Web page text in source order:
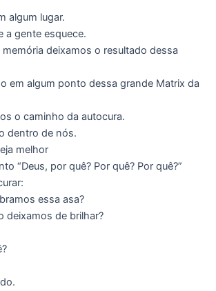
algum lugar.
a gente esquece.
deixamos o resultado dessa
em algum ponto dessa grande Matrix da
o caminho da autocura.
dentro de nós.
melhor
“Deus, por quê? Por quê? Por quê?”
essa asa?
deixamos de brilhar?